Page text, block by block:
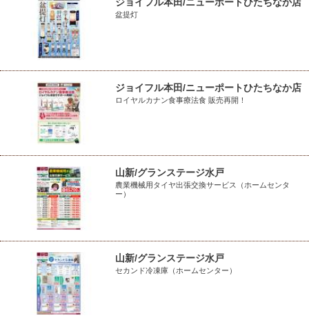
ジョイフル本田/ニューポートひたちなか店
盆提灯
ジョイフル本田/ニューポートひたちなか店
ロイヤルカナン食事療法食 販売再開！
山新/グランステージ水戸
農業機械用タイヤ出張交換サービス（ホームセンタ
ー）
山新/グランステージ水戸
セカンド冷凍庫（ホームセンター）